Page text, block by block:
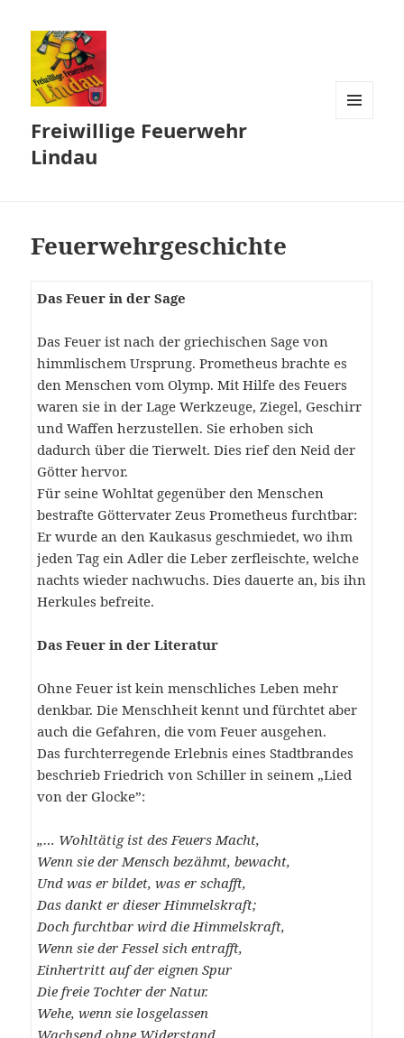
Freiwillige Feuerwehr
Lindau
Feuerwehrgeschichte
Das Feuer in der Sage
Das Feuer ist nach der griechischen Sage von
himmlischem Ursprung. Prometheus brachte es
den Menschen vom Olymp. Mit Hilfe des Feuers
waren sie in der Lage Werkzeuge, Ziegel, Geschirr
und Waffen herzustellen. Sie erhoben sich
dadurch über die Tierwelt. Dies rief den Neid der
Götter hervor.
Für seine Wohltat gegenüber den Menschen
bestrafte Göttervater Zeus Prometheus furchtbar:
Er wurde an den Kaukasus geschmiedet, wo ihm
jeden Tag ein Adler die Leber zerfleischte, welche
nachts wieder nachwuchs. Dies dauerte an, bis ihn
Herkules befreite.
Das Feuer in der Literatur
Ohne Feuer ist kein menschliches Leben mehr
denkbar. Die Menschheit kennt und fürchtet aber
auch die Gefahren, die vom Feuer ausgehen.
Das furchterregende Erlebnis eines Stadtbrandes
beschrieb Friedrich von Schiller in seinem „Lied
von der Glocke”:
„… Wohltätig ist des Feuers Macht,
Wenn sie der Mensch bezähmt, bewacht,
Und was er bildet, was er schafft,
Das dankt er dieser Himmelskraft;
Doch furchtbar wird die Himmelskraft,
Wenn sie der Fessel sich entrafft,
Einhertritt auf der eignen Spur
Die freie Tochter der Natur.
Wehe, wenn sie losgelassen